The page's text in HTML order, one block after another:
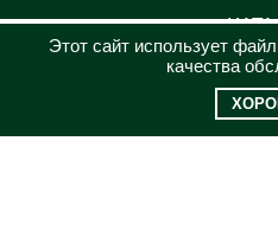
Этот сайт использует
качества